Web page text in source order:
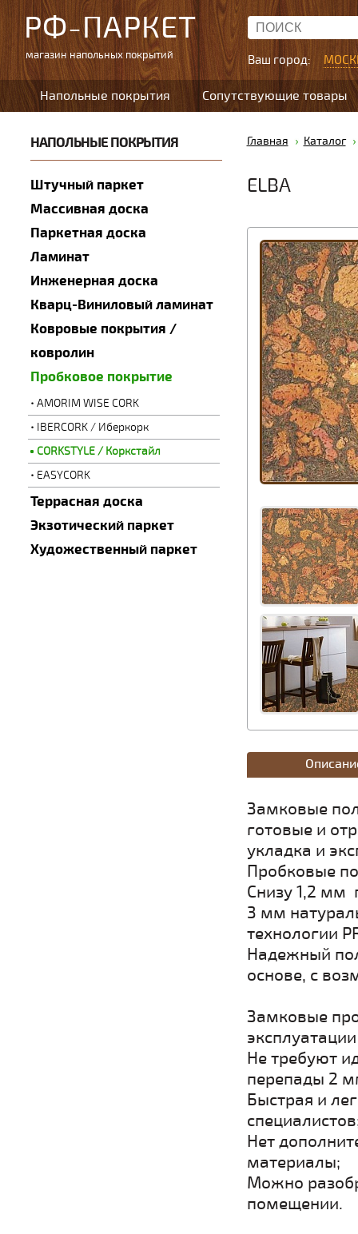
РФ-ПАРКЕТ
магазин напольных покрытий Ваш город:
Напольные покрытия Сопутствующие товары
НАПОЛЬНЫЕ ПОКРЫТИЯ
Штучный паркет
Массивная доска
Паркетная доска
Ламинат
Инженерная доска
Кварц-Виниловый ламинат
Ковровые покрытия /
ковролин
Пробковое покрытие
AMORIM WISE CORK
IBERCORK / Иберкорк
CORKSTYLE / Коркстайл
EASYCORK
Террасная доска
Экзотический паркет
Художественный паркет
Главная Каталог
ELBA
Замковые
готовые и
укладка и
Пробковые
Снизу 1,2 мм
3 мм
технологии
Надежный
основе, с
Замковые
Не требуют
перепады 2
Быстрая и
Нет
материалы;
Можно
помещении.